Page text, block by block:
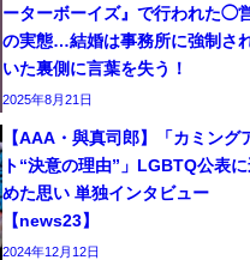
ーターボーイズ』で行われた◯
の実態…結婚は事務所に強制さ
いた裏側に言葉を失う！
2025年8月21日
【AAA・與真司郎】「カミング
ト“決意の理由”」LGBTQ公表に
めた思い 単独インタビュー
【news23】
2024年12月12日